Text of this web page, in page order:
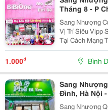
Tháng 8 - P
Thay Đổi
Sang Nhượng
Vị Trí Siêu Vipp
Tại Cách Mạng
Do Thay Đổi
Nhượng Lại
1.000₫ Bình
Sang
Đình, Hà Nội
Sang Nhượng